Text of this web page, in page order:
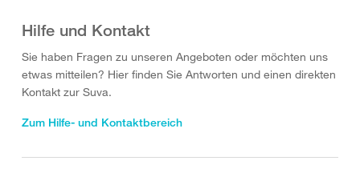
Hilfe und Kontakt
Sie haben Fragen zu unseren Angeboten oder möchten uns
etwas mitteilen? Hier finden Sie Antworten und einen direkten
Kontakt zur Suva.
Zum Hilfe- und Kontaktbereich